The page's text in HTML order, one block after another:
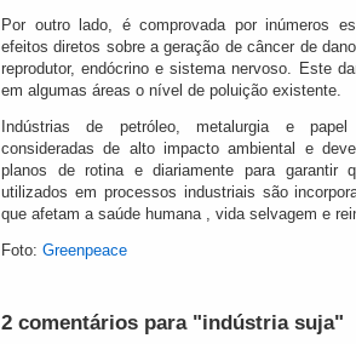
Por outro lado, é comprovada por inúmeros
efeitos diretos sobre a geração de câncer de
reprodutor, endócrino e sistema nervoso. Este
em algumas áreas o nível de poluição existente.
Indústrias de petróleo, metalurgia e
consideradas de alto impacto ambiental e
planos de rotina e diariamente para garantir
utilizados em processos industriais são
que afetam a saúde humana , vida selvagem e
Foto: Greenpeace
2 comentários para "indústria suja"